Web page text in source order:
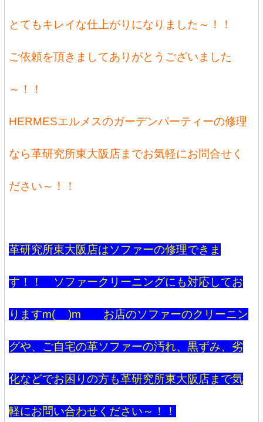
とてもキレイな仕上がりになりました～！！
ご依頼を頂きましてありがとうございました
～！！
HERMESエルメスのガーデンパーティーの修理
なら革研究所東大阪店までお気軽にお問合せく
ださい～！！
革研究所東大阪店はソファーの修理できま
す！！ ソファークリーニングにも対応してお
りますm(__)m お店のソファーのクリーニン
グや、ご自宅の革ソファーの汚れ、黒ずみ、劣
化などでお困りの方も革研究所東大阪店まで気
軽にお問い合わせください～！！